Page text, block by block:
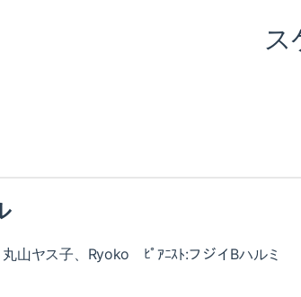
ス
山ヤス子、Ryoko ﾋﾟｱﾆｽﾄ:フジイBハルミ